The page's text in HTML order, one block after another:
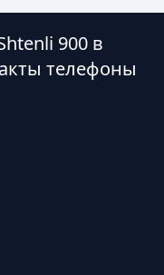
900 в
телефоны